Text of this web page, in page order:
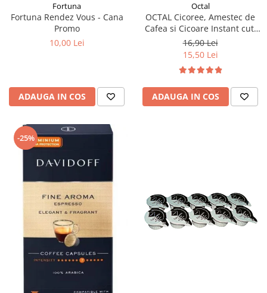
Fortuna
Fortuna Rendez Vous - Cana
Promo
10,00 Lei
ADAUGA IN COS
Octal
OCTAL Cicoree, Amestec de
Cafea si Cicoare Instant cut.
100g
16,90 Lei
15,50 Lei
ADAUGA IN COS
-25%